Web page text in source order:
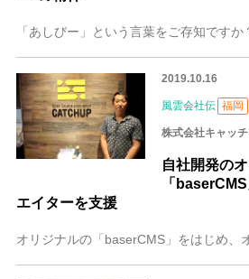
2019.10.16
風雲会社伝 福岡
株式会社キャッ
自社開発の
「
エイターを支援